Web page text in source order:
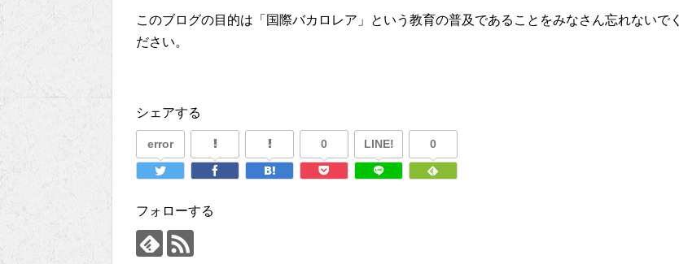
このブログの目的は「国際バカロレア」という教育の普及であることをみなさん忘れないでく
ださい。
シェアする
error 0 LINE! 0
フォローする